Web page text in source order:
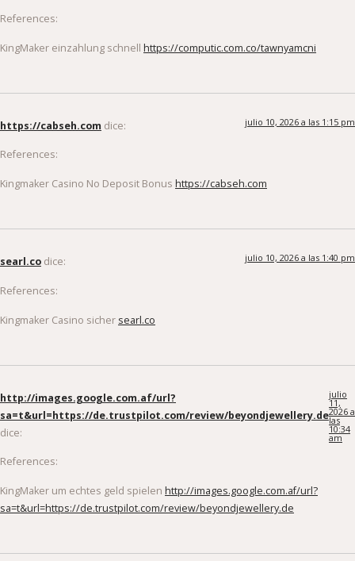
References:
KingMaker einzahlung schnell https://computic.com.co/tawnyamcni
https://cabseh.com dice: julio 10, 2026 a las 1:15 pm
References:
Kingmaker Casino No Deposit Bonus https://cabseh.com
searl.co dice: julio 10, 2026 a las 1:40 pm
References:
Kingmaker Casino sicher searl.co
http://images.google.com.af/url?
sa=t&url=https://de.trustpilot.com/review/beyondjewellery.de
dice:
julio
11,
2026 a
las
10:34
am
References:
KingMaker um echtes geld spielen http://images.google.com.af/url?
sa=t&url=https://de.trustpilot.com/review/beyondjewellery.de